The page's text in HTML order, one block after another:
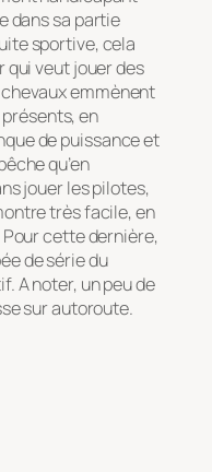
dans sa partie
sportive, cela
qui veut jouer des
emmènent
en
de puissance et
qu’en
jouer les pilotes,
très facile, en
cette dernière,
de série du
A noter, un peu de
sur autoroute.